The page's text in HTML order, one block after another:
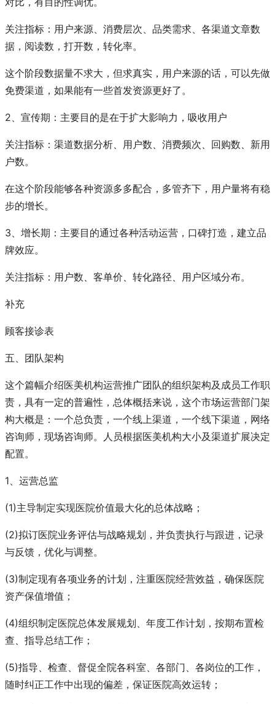
关注指标：用户来源、消费层次、品类需求、各渠道文章数
据，阅读数，打开数，转化率。
这个阶段数据量不求大，但求真实，用户来源的话，可以先做
免费渠道，如果能有一些首发资源更好了。
2、宣传期：主要目的是在于扩大影响力，吸收用户
关注指标：渠道数据分析、用户数、消费频次、回购数、新用
户数。
在这个阶段能够各种资源多多配合，多管齐下，用户量将有稳
步的增长。
3、增长期：主要目的通过各种活动运营，口碑打造，建立品
牌效应。
关注指标：用户数、客单价、转化路径、用户区域分布。
补充
顾客接诊表
五、团队架构
这个篇幅介绍医美机构运营推广团队的组织架构及成员工作职
责，具有一定的普遍性，总体概括来说，这个市场运营部门架
构大概是：一个总负责，一个线上渠道，一个线下渠道，网络
咨询师，现场咨询师。人员根据医美机构大小及渠道扩展决定
配置。
1、运营总监
(1)主导制定实现医院价值最大化的总体战略；
(2)拟订医院业务评估与战略规划，并负责执行与跟进，记录
与反馈，优化与调整。
(3)制定现有各项业务的计划，注重医院经营效益，确保医院
资产保值增值；
(4)组织制定医院总体发展规划、年度工作计划，按期布置检
查、指导总结工作；
(5)指导、检查、督促全院各科室、各部门、各岗位的工作，
随时纠正工作中出现的偏差，保证医院高效运转；